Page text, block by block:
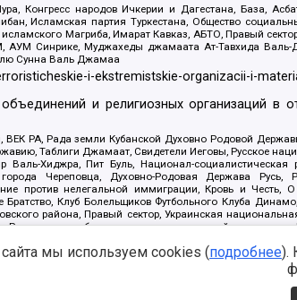
Конгресс народов Ичкерии и Дагестана, База,
Исламская партия Туркестана, Общество
Магриба, Имарат Кавказ, АБТО, Правый
АУМ Синрике, Муджахеды джамаата Ат-Тавхида
Сунна Валь Джамаа
i-ekstremistskie-organizacii-i-
и религиозных организаций в
ВЕК РА, Рада земли Кубанской Духовно Родовой
Таблиги Джамаат, Свидетели Иеговы, Русское
Валь-Хиджра, Пит Буль, Национал-
Череповца, Духовно-Родовая Держава Русь,
против нелегальной иммиграции, Кровь и Честь,
Братство, Клуб Болельщиков Футбольного Клуба
района, Правый сектор, Украинская
объединение последователей
Божией Матери Державная, Сектор 16,
Аят, Благотворительный пансионат Ак Умут,
РПК, Сибирский державный союз, Фонд борьбы с
мы используем cookies (подробнее).